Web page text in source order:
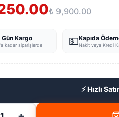
₺ 9,900.00
Gün Kargo
kadar siparişlerde 💵Kapıda
Nakit veya Kredi
⚡ Hızlı